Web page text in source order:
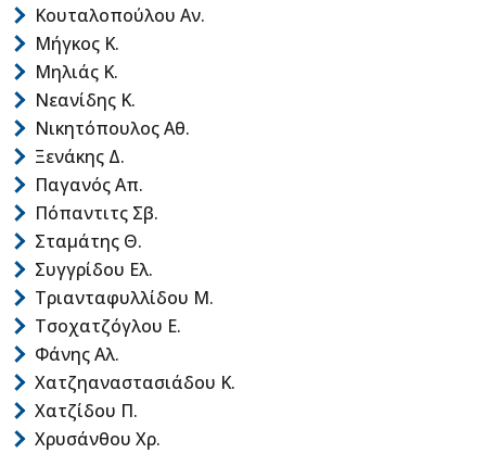
Κουταλοπούλου Αν.
Μήγκος Κ.
Μηλιάς Κ.
Νεανίδης Κ.
Νικητόπουλος Αθ.
Ξενάκης Δ.
Παγανός Απ.
Πόπαντιτς Σβ.
Σταμάτης Θ.
Συγγρίδου Ελ.
Τριανταφυλλίδου Μ.
Τσοχατζόγλου Ε.
Φάνης Αλ.
Χατζηαναστασιάδου Κ.
Χατζίδου Π.
Χρυσάνθου Χρ.